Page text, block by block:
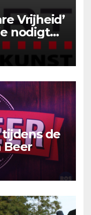
Vrijheid’
nodigt
en
de
Beer